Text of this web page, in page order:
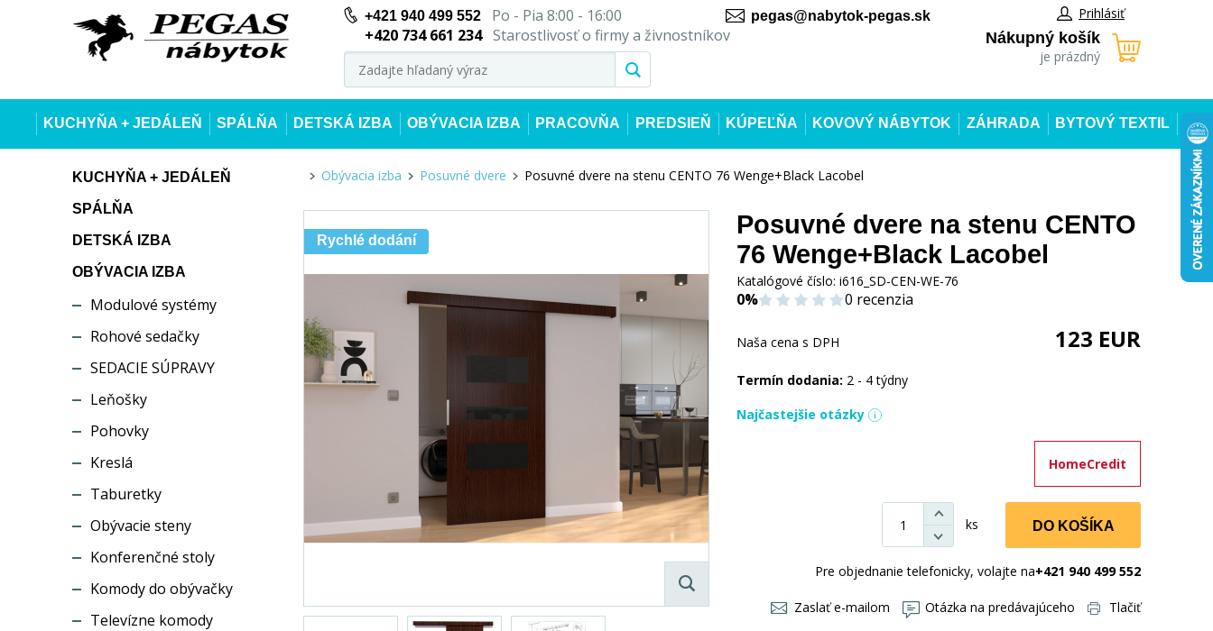
+421 940 499 552
Po - Pia 8:00 - 16:00
+420 734 661 234 Starostlivosť o firmy a živnostníkov
pegas@nabytok-pegas.sk Prihlásiť
Nákupný košík
je prázdný
KUCHYŇA + JEDÁLEŇ SPÁLŇA DETSKÁ IZBA OBÝVACIA IZBA PRACOVŇA PREDSIEŇ KÚPEĽŇA KOVOVÝ NÁBYTOK ZÁHRADA BYTOVÝ TEXTIL
KUCHYŇA + JEDÁLEŇ
SPÁLŇA
DETSKÁ IZBA
OBÝVACIA IZBA
Modulové systémy
Rohové sedačky
SEDACIE SÚPRAVY
Leňošky
Pohovky
Kreslá
Taburetky
Obývacie steny
Konferenčné stoly
Komody do obývačky
Televízne komody
Obývacia izba Posuvné dvere Posuvné dvere na stenu CENTO 76 Wenge+Black Lacobel
Rychlé dodání
Posuvné dvere na stenu CENTO
76 Wenge+Black Lacobel
Katalógové číslo: i616_SD-CEN-WE-76
0% 0 recenzia
Naša cena s DPH 123 EUR
Termín dodania: 2 - 4 týdny
Najčastejšie otázky
HomeCredit
ks DO KOŠÍKA
Pre objednanie telefonicky, volajte na+421 940 499 552
Zaslať e-mailom Otázka na predávajúceho Tlačiť